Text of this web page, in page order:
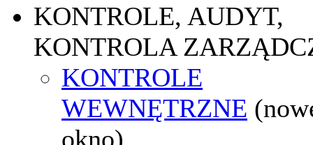
KONTROLE, AUDYT,
KONTROLA
KONTROLE
WEWNĘTRZNE
okno)